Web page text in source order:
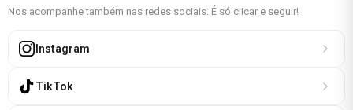
Nos acompanhe também nas redes sociais. É só clicar e seguir!
Instagram
TikTok